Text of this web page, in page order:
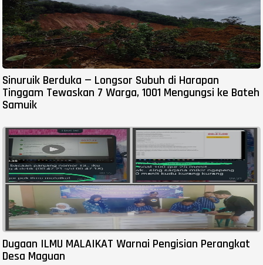
Sinuruik Berduka — Longsor Subuh di Harapan
Tinggam Tewaskan 7 Warga, 1001 Mengungsi ke Bateh
Samuik
Dugaan ILMU MALAIKAT Warnai Pengisian Perangkat
Desa Maguan